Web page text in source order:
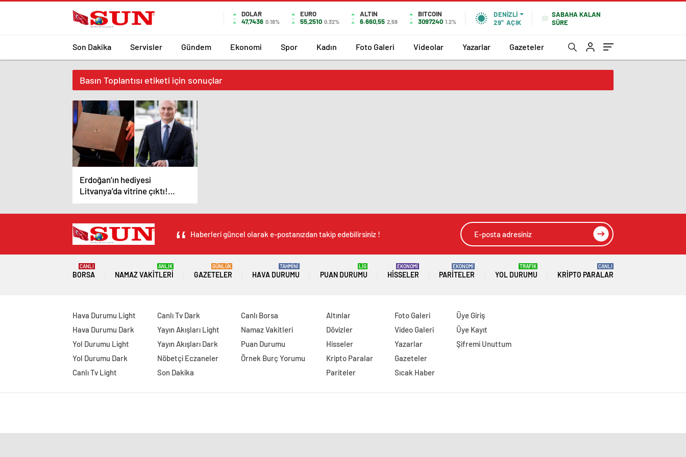
DOLAR
47,7436 0.18%
EURO
55,2510 0.32%
ALTIN
6.660,55 2,59
BITCOIN
3097240 1.2%
DENIZLI
29° AÇIK
SABAHA KALAN
SÜRE
Son Dakika Servisler Gündem Ekonomi Spor Kadın Foto Galeri Videolar Yazarlar Gazeteler
Basın Toplantısı etiketi için sonuçlar
Erdoğan’ın hediyesi
Litvanya’da vitrine çıktı!
Cumhurbaşkanı Nauseda
gazetecilere tek tek gösterdi
Haberleri güncel olarak e-postanızdan takip edebilirsiniz !
BORSA
CANLI
NAMAZ VAKITLERI
ANLIK
GAZETELER
GÜNLÜK
HAVA DURUMU
TAHMİNİ
PUAN DURUMU
LİG
HISSELER
EKONOMİ
PARITELER
EKONOMİ
YOL DURUMU
TRAFİK
KRIPTO PARALAR
CANLI
Hava Durumu Light
Hava Durumu Dark
Yol Durumu Light
Yol Durumu Dark
Canlı Tv Light
Canlı Tv Dark
Yayın Akışları Light
Yayın Akışları Dark
Nöbetçi Eczaneler
Son Dakika
Canlı Borsa
Namaz Vakitleri
Puan Durumu
Örnek Burç Yorumu
Altınlar
Dövizler
Hisseler
Kripto Paralar
Pariteler
Foto Galeri
Video Galeri
Yazarlar
Gazeteler
Sıcak Haber
Üye Giriş
Üye Kayıt
Şifremi Unuttum